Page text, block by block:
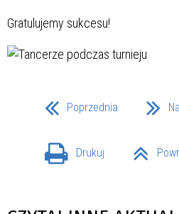
Gratulujemy sukcesu!
Poprzednia
Drukuj